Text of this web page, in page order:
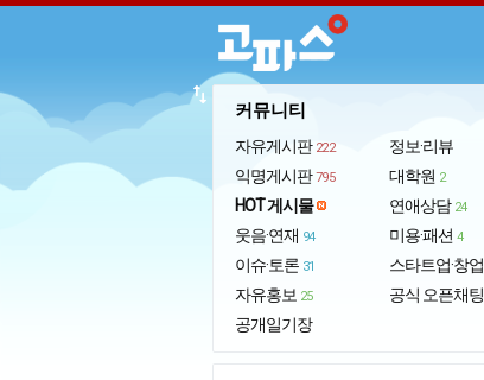
커뮤니티
자유게시판 222
익명게시판 795
HOT 게시물
웃음·연재 94
이슈·토론 31
자유홍보 25
공개일기장
정보·리뷰
대학원 2
연애상담 24
미용·패션 4
스타트업·창업
공식 오픈채팅
import_export